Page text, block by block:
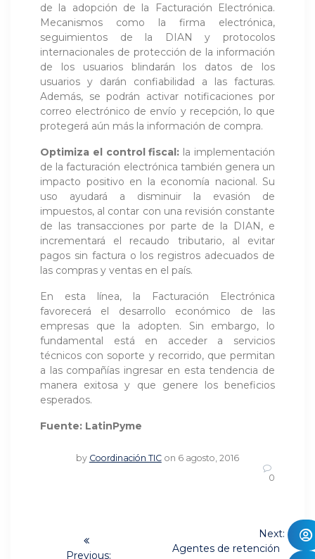
de la adopción de la Facturación Electrónica.
Mecanismos como la firma electrónica,
seguimientos de la DIAN y protocolos
internacionales de protección de la información
de los usuarios blindarán los datos de los
usuarios y darán confiabilidad a las facturas.
Además, se podrán activar notificaciones por
correo electrónico de envío y recepción, lo que
protegerá aún más la información de compra.
Optimiza el control fiscal: la implementación
de la facturación electrónica también genera un
impacto positivo en la economía nacional. Su
uso ayudará a disminuir la evasión de
impuestos, al contar con una revisión constante
de las transacciones por parte de la DIAN, e
incrementará el recaudo tributario, al evitar
pagos sin factura o los registros adecuados de
las compras y ventas en el país.
En esta línea, la Facturación Electrónica
favorecerá el desarrollo económico de las
empresas que la adopten. Sin embargo, lo
fundamental está en acceder a servicios
técnicos con soporte y recorrido, que permitan
a las compañías ingresar en esta tendencia de
manera exitosa y que genere los beneficios
esperados.
Fuente: LatinPyme
by Coordinación TIC on 6 agosto, 2016
0
Previous:
Next:
Next
Agentes de retención